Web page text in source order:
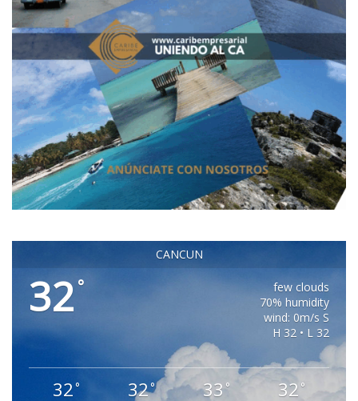
CANCUN
32 °
few clouds
70% humidity
wind: 0m/s S
H 32 • L 32
32° 32° 33 ° 32 °